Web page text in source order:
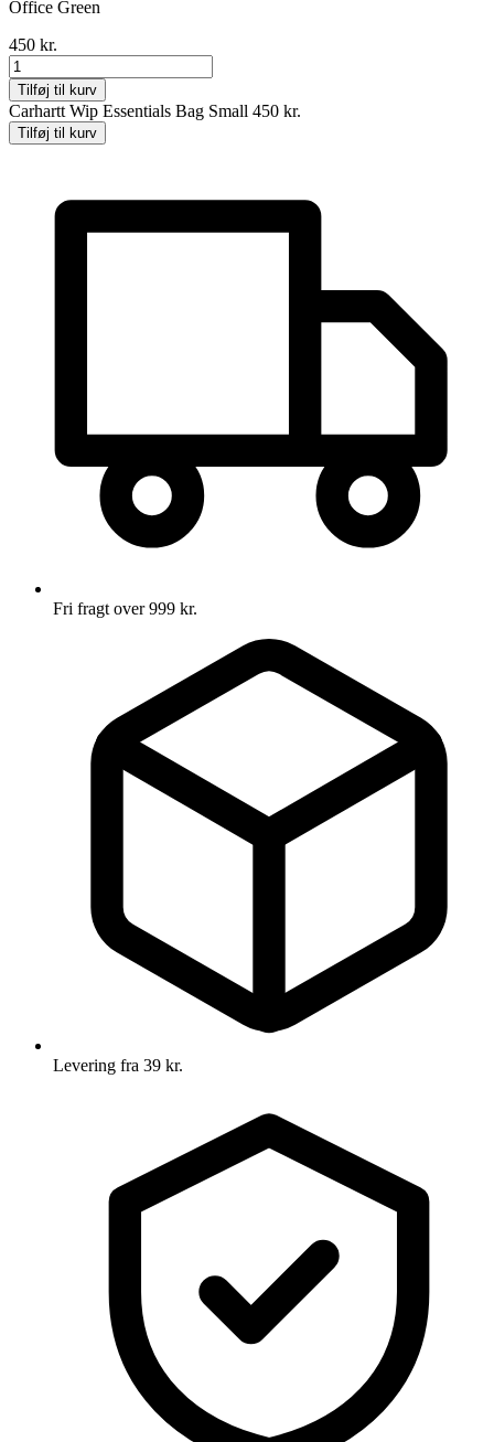
Office Green
450 kr.
Carhartt
Wip
Essentials
Bag
Small
Tilføj til kurv
Carhartt Wip Essentials Bag Small 450 kr.
Tilføj til kurv
Fri fragt over 999 kr.
Levering fra 39 kr.